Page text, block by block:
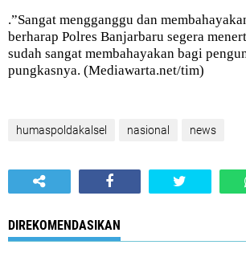
.”Sangat mengganggu dan
berharap Polres Banjarbaru segera
sudah sangat membahayakan bagi
pungkasnya. (Mediawarta.net/tim)
humaspoldakalsel nasional news
DIREKOMENDASIKAN